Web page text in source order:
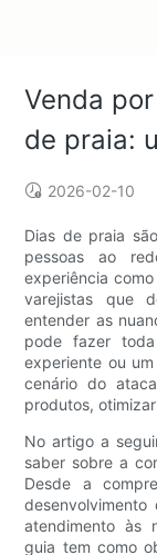
Venda
de praia:
2026-02-10
Dias de praia
pessoas ao
experiência
varejistas que
entender as
pode fazer
experiente ou
cenário do
produtos,
No artigo a
saber sobre a
Desde a
atendimento às
guia tem como